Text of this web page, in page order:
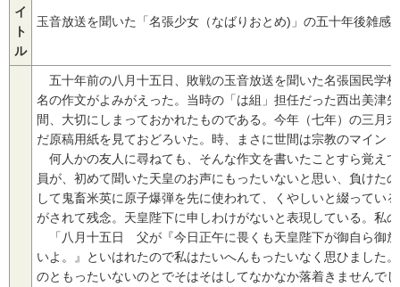
イ
ト
ル
玉音放送を聞いた「名張少女（なばりおとめ)」の五十年後雑感
五十年前の八月十五日、敗戦の玉音放送を聞いた名張国民学
名の作文がよみがえった。当時の「は組」担任だった西出美津
間、大切にしまっておかれたものである。今年（七年）の三月
だ原稿用紙を見ておどろいた。時、まさに世間は宗教のマイン
何人かの友人に尋ねても、そんな作文を書いたことすら覚え
員が、初めて聞いた天皇のお声にもったいないと思い、負けた
して鬼畜米英に原子爆弾を先に使われて、くやしいと綴ってい
がされて残念。天皇陛下に申しわけがないと表現している。私
「八月十五日 父が『今日正午に畏くも天皇陛下が御自ら御
いよ。』といはれたので私はたいへんもったいなく思ひました
のともったいないのとでそはそはしてなかなか落着きませんで